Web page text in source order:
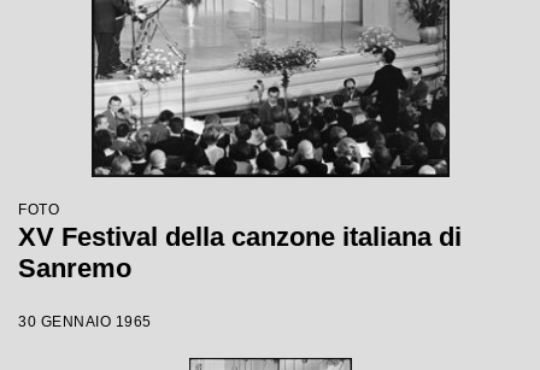
FOTO
XV Festival della canzone italiana di
Sanremo
30 GENNAIO 1965